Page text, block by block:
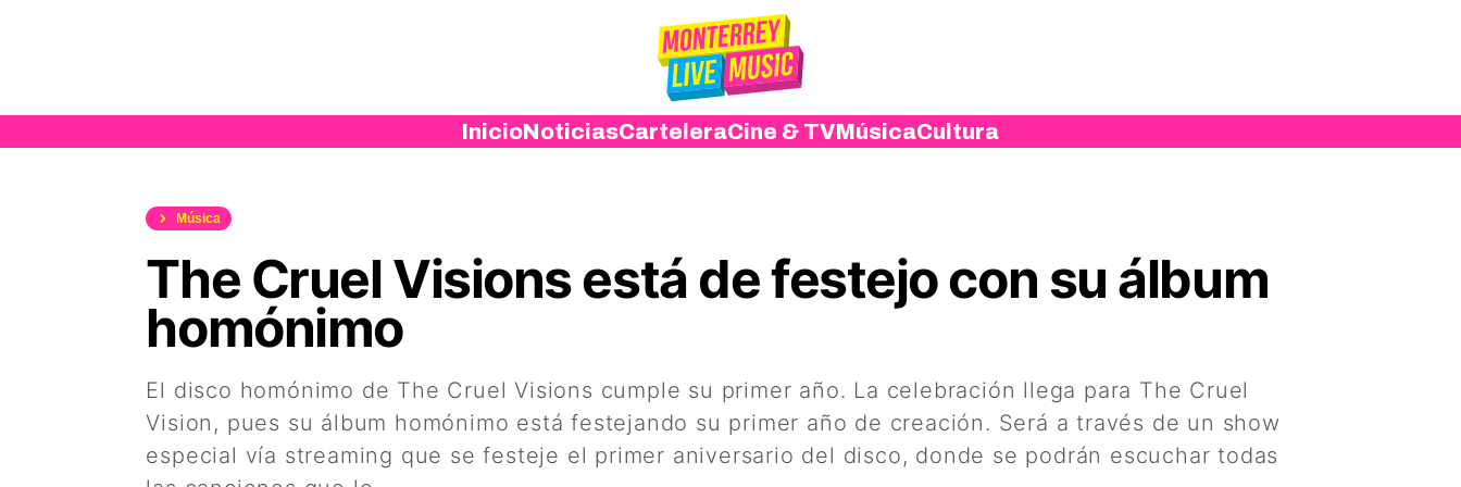
InicioNoticiasCarteleraCine & TVMúsicaCultura
Música
The Cruel Visions está de festejo con su álbum
homónimo
El disco homónimo de The Cruel Visions cumple su primer año. La celebración llega para The Cruel
Vision, pues su álbum homónimo está festejando su primer año de creación. Será a través de un show
especial vía streaming que se festeje el primer aniversario del disco, donde se podrán escuchar todas